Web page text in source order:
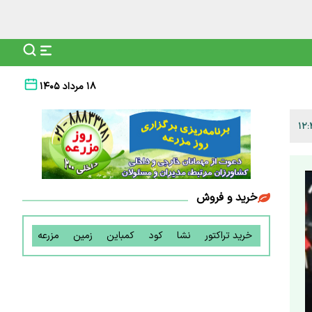
۱۸ مرداد ۱۴۰۵
خرید و فروش
خرید تراکتور نشا کود کمباین زمین مزرعه